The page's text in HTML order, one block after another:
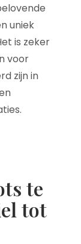
uniek
is zeker
voor
zijn in
te
tot